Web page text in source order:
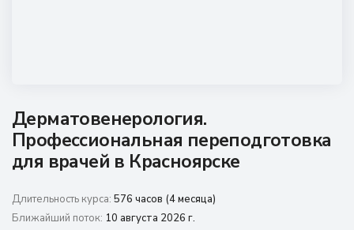
Дерматовенерология.
Профессиональная переподготовка
для врачей в Красноярске
Длительность курса: 576 часов (4 месяца)
Ближайший поток: 10 августа 2026 г.